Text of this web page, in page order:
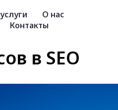
О нас
Контакты
в SEO